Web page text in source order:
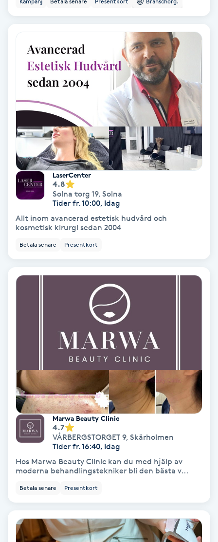
Babylights
Bambumassage
Barber
Barnklippning
BIAB
Bröllopsuppsättning
Celluliter
Coachning
Color correction
Cryoterapi
Dermapen
LaserCenter
4.8
Solna torg 19, Solna
Tider fr. 10:00, Idag
Allt inom avancerad estetisk hudvård och
kosmetisk kirurgi sedan 2004
Betala senare Presentkort
Marwa Beauty Clinic
4.7
VÅRBERGSTORGET 9, Skärholmen
Tider fr. 16:40, Idag
Hos Marwa Beauty Clinic kan du med hjälp av
moderna behandlingstekniker bli den bästa v...
Betala senare Presentkort